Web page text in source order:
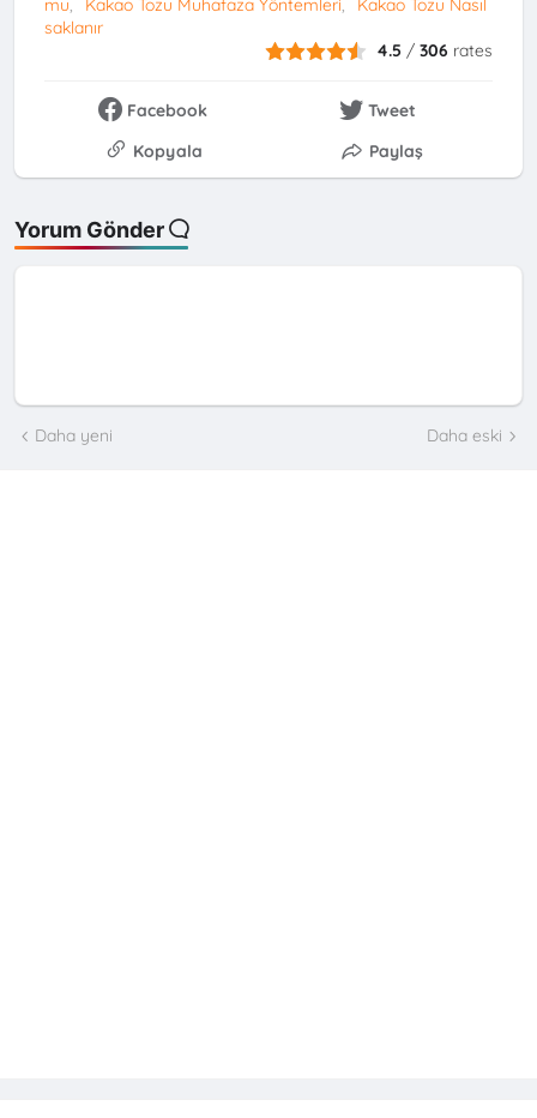
saklanır
4.5 /306 rates
Facebook
Tweet
Kopyala
Paylaş
Yorum Gönder
Daha yeni Daha eski